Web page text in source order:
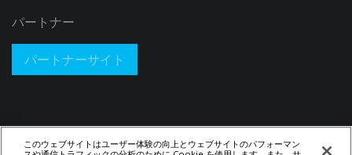
パートナー
パートナーサイト
このウェブサイトはユーザー体験の向上とウェブサイトのパフォーマン